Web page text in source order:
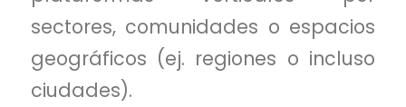
sectores, comunidades o espacios
geográficos (ej. regiones o incluso
ciudades).